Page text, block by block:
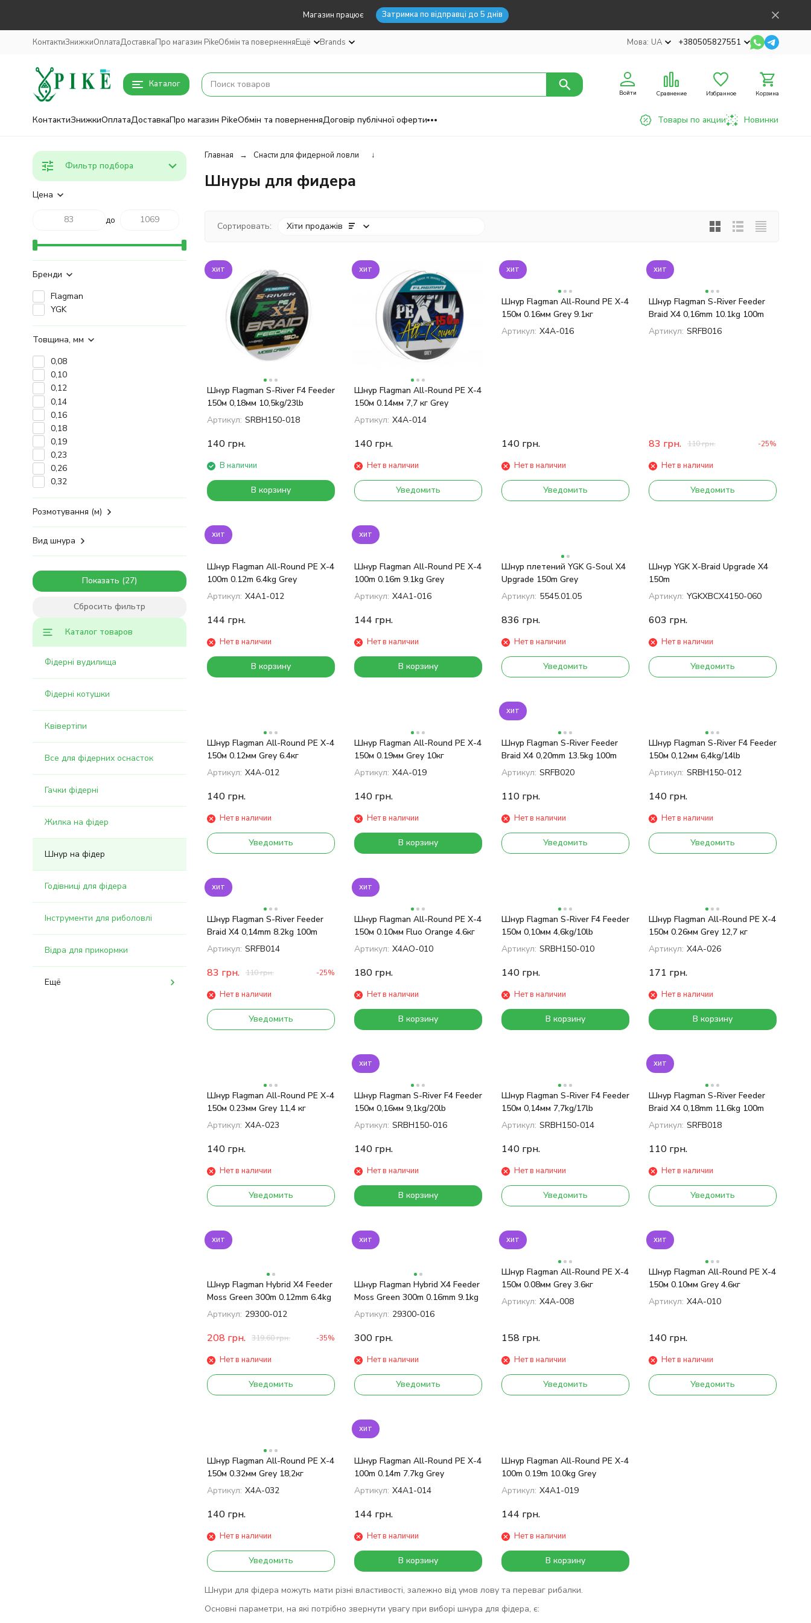
Магазин працює Затримка по відправці до 5 днів
КонтактиЗнижкиОплатаДоставкаПро магазин PikeОбмін та поверненняЕщё Brands Мова: UA +380505827551
Каталог
Войти Сравнение Избранное Корзина
КонтактиЗнижкиОплатаДоставкаПро магазин PikeОбмін та поверненняДоговір публічної оферти Товары по акции Новинки
Главная Снасти для фидерной ловли ↓
Шнуры для фидера
Сортировать: Хіти продажів
хит
Шнур Flagman S-River F4 Feeder
150м 0,18мм 10,5kg/23lb
Артикул: SRBH150-018
140 грн.
В наличии
В корзину
хит
Шнур Flagman All-Round PE X-4
150м 0.14мм 7,7 кг Grey
Артикул: X4A-014
140 грн.
Нет в наличии
Уведомить
хит
Шнур Flagman All-Round PE X-4
150м 0.16мм Grey 9.1кг
Артикул: X4A-016
140 грн.
Нет в наличии
Уведомить
хит
Шнур Flagman S-River Feeder
Braid X4 0,16mm 10.1kg 100m
Артикул: SRFB016
83 грн. 110грн. -25%
Нет в наличии
Уведомить
хит
Шнур Flagman All-Round PE X-4
100m 0.12m 6.4kg Grey
Артикул: X4A1-012
144 грн.
Нет в наличии
В корзину
хит
Шнур Flagman All-Round PE X-4
100m 0.16m 9.1kg Grey
Артикул: X4A1-016
144 грн.
Нет в наличии
В корзину
Шнур плетений YGK G-Soul X4
Upgrade 150m Grey
Артикул: 5545.01.05
836 грн.
Нет в наличии
Уведомить
Шнур YGK X-Braid Upgrade X4
150m
Артикул: YGKXBCX4150-060
603 грн.
Нет в наличии
Уведомить
Шнур Flagman All-Round PE X-4
150м 0.12мм Grey 6.4кг
Артикул: X4A-012
140 грн.
Нет в наличии
Уведомить
Шнур Flagman All-Round PE X-4
150м 0.19мм Grey 10кг
Артикул: X4A-019
140 грн.
Нет в наличии
В корзину
хит
Шнур Flagman S-River Feeder
Braid X4 0,20mm 13.5kg 100m
Артикул: SRFB020
110 грн.
Нет в наличии
Уведомить
Шнур Flagman S-River F4 Feeder
150м 0,12мм 6,4kg/14lb
Артикул: SRBH150-012
140 грн.
Нет в наличии
Уведомить
хит
Шнур Flagman S-River Feeder
Braid X4 0,14mm 8.2kg 100m
Артикул: SRFB014
83 грн. 110грн. -25%
Нет в наличии
Уведомить
хит
Шнур Flagman All-Round PE X-4
150м 0.10мм Fluo Orange 4.6кг
Артикул: X4AO-010
180 грн.
Нет в наличии
В корзину
Шнур Flagman S-River F4 Feeder
150м 0,10мм 4,6kg/10lb
Артикул: SRBH150-010
140 грн.
Нет в наличии
В корзину
Шнур Flagman All-Round PE X-4
150м 0.26мм Grey 12,7 кг
Артикул: X4A-026
171 грн.
Нет в наличии
В корзину
Шнур Flagman All-Round PE X-4
150м 0.23мм Grey 11,4 кг
Артикул: X4A-023
140 грн.
Нет в наличии
Уведомить
хит
Шнур Flagman S-River F4 Feeder
150м 0,16мм 9,1kg/20lb
Артикул: SRBH150-016
140 грн.
Нет в наличии
В корзину
Шнур Flagman S-River F4 Feeder
150м 0,14мм 7,7kg/17lb
Артикул: SRBH150-014
140 грн.
Нет в наличии
Уведомить
хит
Шнур Flagman S-River Feeder
Braid X4 0,18mm 11.6kg 100m
Артикул: SRFB018
110 грн.
Нет в наличии
Уведомить
хит
Шнур Flagman Hybrid X4 Feeder
Moss Green 300m 0.12mm 6.4kg
Артикул: 29300-012
208 грн. 319,60грн. -35%
Нет в наличии
Уведомить
хит
Шнур Flagman Hybrid X4 Feeder
Moss Green 300m 0.16mm 9.1kg
Артикул: 29300-016
300 грн.
Нет в наличии
Уведомить
хит
Шнур Flagman All-Round PE X-4
150м 0.08мм Grey 3.6кг
Артикул: X4A-008
158 грн.
Нет в наличии
Уведомить
хит
Шнур Flagman All-Round PE X-4
150м 0.10мм Grey 4.6кг
Артикул: X4A-010
140 грн.
Нет в наличии
Уведомить
Шнур Flagman All-Round PE X-4
150м 0.32мм Grey 18,2кг
Артикул: X4A-032
140 грн.
Нет в наличии
Уведомить
хит
Шнур Flagman All-Round PE X-4
100m 0.14m 7.7kg Grey
Артикул: X4A1-014
144 грн.
Нет в наличии
В корзину
Шнур Flagman All-Round PE X-4
100m 0.19m 10.0kg Grey
Артикул: X4A1-019
144 грн.
Нет в наличии
В корзину
Шнури для фідера можуть мати різні властивості, залежно від умов лову та переваг рибалки.
Основні параметри, на які потрібно звернути увагу при виборі шнура для фідера, є:
Фильтр подбора
Цена
до
Бренди
Flagman
YGK
Товщина, мм
0,08
0,10
0,12
0,14
0,16
0,18
0,19
0,23
0,26
0,32
Розмотування (м)
Вид шнура
Показать
Сбросить фильтр
Каталог товаров
Фідерні вудилища
Фідерні котушки
Квівертіпи
Все для фідерних оснасток
Гачки фідерні
Жилка на фідер
Шнур на фідер
Годівниці для фідера
Інструменти для риболовлі
Відра для прикормки
Ещё